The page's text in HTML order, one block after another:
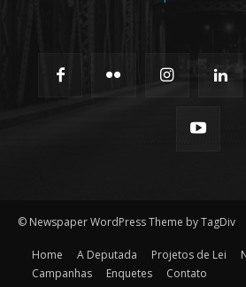
© Newspaper WordPress Theme by TagDiv
Home A Deputada Projetos de Lei
Campanhas
Enquetes Contato